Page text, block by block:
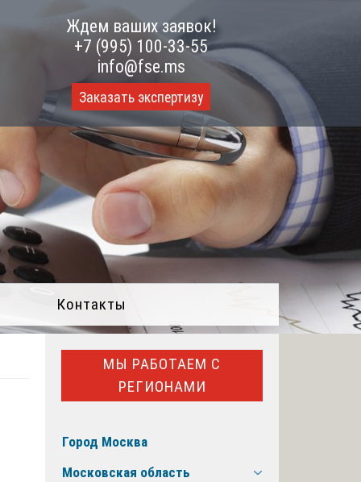
Ждем ваших заявок!
+7 (995) 100-33-55
info@fse.ms
Заказать экспертизу
Контакты
МЫ РАБОТАЕМ С
РЕГИОНАМИ
Город Москва
Московская область